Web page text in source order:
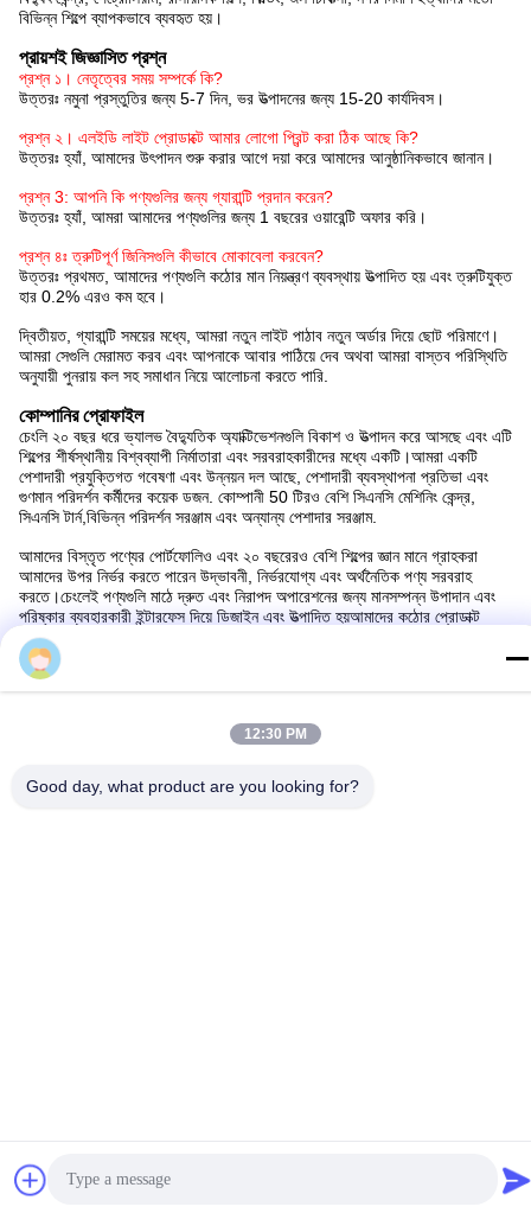
বিভিন্ন শিল্পে ব্যাপকভাবে ব্যবহৃত হয়।
প্রায়শই জিজ্ঞাসিত প্রশ্ন
প্রশ্ন ১। নেতৃত্বের সময় সম্পর্কে কি?
উত্তরঃ নমুনা প্রস্তুতির জন্য 5-7 দিন, ভর উত্পাদনের জন্য 15-20 কার্যদিবস।
প্রশ্ন ২। এলইডি লাইট প্রোডাক্টে আমার লোগো প্রিন্ট করা ঠিক আছে কি?
উত্তরঃ হ্যাঁ, আমাদের উৎপাদন শুরু করার আগে দয়া করে আমাদের আনুষ্ঠানিকভাবে জানান।
প্রশ্ন 3: আপনি কি পণ্যগুলির জন্য গ্যারান্টি প্রদান করেন?
উত্তরঃ হ্যাঁ, আমরা আমাদের পণ্যগুলির জন্য 1 বছরের ওয়ারেন্টি অফার করি।
প্রশ্ন ৪ঃ ত্রুটিপূর্ণ জিনিসগুলি কীভাবে মোকাবেলা করবেন?
উত্তরঃ প্রথমত, আমাদের পণ্যগুলি কঠোর মান নিয়ন্ত্রণ ব্যবস্থায় উত্পাদিত হয় এবং ত্রুটিযুক্ত
হার 0.2% এরও কম হবে।
দ্বিতীয়ত, গ্যারান্টি সময়ের মধ্যে, আমরা নতুন লাইট পাঠাব নতুন অর্ডার দিয়ে ছোট পরিমাণে।
আমরা সেগুলি মেরামত করব এবং আপনাকে আবার পাঠিয়ে দেব অথবা আমরা বাস্তব পরিস্থিতি
অনুযায়ী পুনরায় কল সহ সমাধান নিয়ে আলোচনা করতে পারি.
কোম্পানির প্রোফাইল
চেংলি ২০ বছর ধরে ভ্যালভ বৈদ্যুতিক অ্যাক্টিভেশনগুলি বিকাশ ও উত্পাদন করে আসছে এবং এটি
শিল্পের শীর্ষস্থানীয় বিশ্বব্যাপী নির্মাতারা এবং সরবরাহকারীদের মধ্যে একটি।আমরা একটি
পেশাদারী প্রযুক্তিগত গবেষণা এবং উন্নয়ন দল আছে, পেশাদারী ব্যবস্থাপনা প্রতিভা এবং
গুণমান পরিদর্শন কর্মীদের কয়েক ডজন. কোম্পানী 50 টিরও বেশি সিএনসি মেশিনিং কেন্দ্র,
সিএনসি টার্ন,বিভিন্ন পরিদর্শন সরঞ্জাম এবং অন্যান্য পেশাদার সরঞ্জাম.
আমাদের বিস্তৃত পণ্যের পোর্টফোলিও এবং ২০ বছরেরও বেশি শিল্পের জ্ঞান মানে গ্রাহকরা
আমাদের উপর নির্ভর করতে পারেন উদ্ভাবনী, নির্ভরযোগ্য এবং অর্থনৈতিক পণ্য সরবরাহ
করতে।চেংলেই পণ্যগুলি মাঠে দ্রুত এবং নিরাপদ অপারেশনের জন্য মানসম্পন্ন উপাদান এবং
পরিষ্কার ব্যবহারকারী ইন্টারফেস দিয়ে ডিজাইন এবং উত্পাদিত হয়আমাদের কঠোর প্রোডাক্ট
ডেভেলপমেন্ট এবং টেস্টিং দীর্ঘস্থায়ী পারফরম্যান্স এবং অবিচ্ছিন্ন নির্ভরযোগ্যতা নিশ্চিত করে।
আমাদের স্বাধীনভাবে উন্নত এবং উত্পাদিত CL সিরিজ ভালভ বৈদ্যুতিক actuators
ব্যাপকভাবে তেল ও গ্যাস মত বিভিন্ন শিল্পে ব্যবহার করা হয়, জল ও বিদ্যুৎ, এবং রাসায়নিক,
প্রক্রিয়া ও শিল্প।
তরল, গ্যাস এবং গুঁড়ো প্রবাহ পরিচালনার জন্য আমাদের গ্রাহকরা উদ্ভাবনী, উচ্চমানের এবং
হ্রাস করতে সহায়তা করি,দক্ষতা বৃদ্ধি, তাদের পরিবেশগত প্রভাবকে কমিয়ে আনা এবং
নিরাপত্তা নিশ্চিত করা।
12:30 PM
Good day, what product are you looking for?